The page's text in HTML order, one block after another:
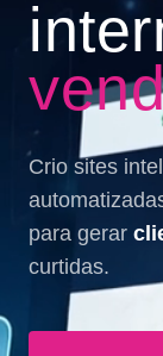
Crio sites
para gerar
curtidas.